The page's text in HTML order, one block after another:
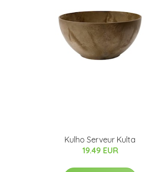
Kulho Serveur Kulta
19.49 EUR